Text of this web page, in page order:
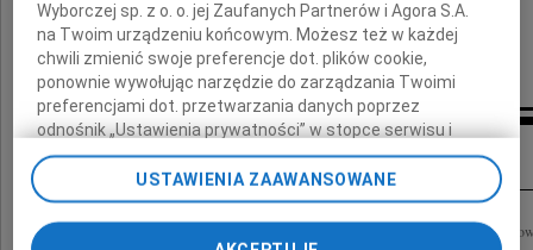
koleżanki i koledzy Małgosi
ze studiów
Inne kondolencje
Z ogromnym żalem żegnamy Małgorzatę Dąbrowską-Wajdę Sędziego Sądu
Wyborczej sp. z o. o. jej Zaufanych Partnerów i Agora S.A.
na Twoim urządzeniu końcowym. Możesz też w każdej
chwili zmienić swoje preferencje dot. plików cookie,
ponownie wywołując narzędzie do zarządzania Twoimi
preferencjami dot. przetwarzania danych poprzez
odnośnik „Ustawienia prywatności” w stopce serwisu i
przechodząc do sekcji „Ustawienia zaawansowane”.
Zmiana ustawień plików cookie możliwa jest także za
pomocą ustawień przeglądarki.
USTAWIENIA ZAAWANSOWANE